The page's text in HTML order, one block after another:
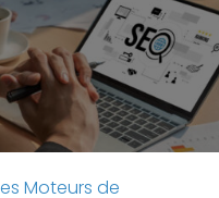
Moteurs de